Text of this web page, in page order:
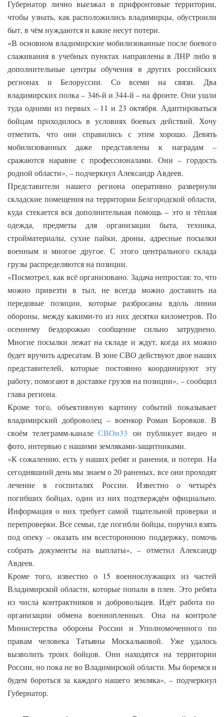
Губернатор лично выезжал в прифронтовые территории,
чтобы узнать, как расположились владимирцы, обустроили
быт, в чём нуждаются и какие несут потери.
«В основном владимирские мобилизованные после боевого
слаживания в учебных пунктах направлены в ЛНР либо в
дополнительные центры обучения в других российских
регионах и Белоруссии. Со всеми на связи. Два
владимирских полка – 346-й и 344-й – на фронте. Они ушли
туда одними из первых – 11 и 23 октября. Адаптироваться
бойцам приходилось в условиях боевых действий. Хочу
отметить, что они справились с этим хорошо. Девять
мобилизованных даже представлены к наградам –
сражаются наравне с профессионалами. Они – гордость
родной области», – подчеркнул Александр Авдеев.
Представители нашего региона оперативно развернули
складские помещения на территории Белгородской области,
куда стекается вся дополнительная помощь – это и тёплая
одежда, предметы для организации быта, техника,
стройматериалы, сухие пайки, дроны, адресные посылки
военным и многое другое. С этого центрального склада
грузы распределяются на позиции.
«Посмотрел, как всё организовано. Задача непростая: то, что
можно привезти в тыл, не всегда можно доставить на
передовые позиции, которыеразбросаны вдоль линии
обороны, между какими-то из них десятки километров. По
осеннему бездорожью сообщение сильно затруднено.
Многие посылки лежат на складе и ждут, когда их можно
будет вручить адресатам. В зоне СВО действуют двое наших
представителей, которые постоянно координируют эту
работу, помогают в доставке грузов на позиции», – сообщил
глава региона.
Кроме того, объективную картину событий показывает
владимирский доброволец – военкор Роман Боровков. В
своём телеграмм-каналеСВОи33 он публикует видео и
фото, интервью с нашими земляками-защитниками.
«К сожалению, есть у наших ребят и ранения, и потери. На
сегодняшний день мы знаем о 20 раненых, все они проходят
лечение в госпиталях России. Известно о четырёх
погибших бойцах, один из них подтверждён официально.
Информация о них требует самой тщательной проверки и
перепроверки. Все семьи, где погибли бойцы, поручил взять
под опеку – оказать им всестороннюю поддержку, помочь
собрать документы на выплаты», – отметил Александр
Авдеев.
Кроме того, известно о 15 военнослужащих из частей
Владимирской области, которые попали в плен. Это ребята
из числа контрактников и добровольцев. Идёт работа по
организации обмена военнопленных. Она на контроле
Министерства обороны России и Уполномоченного по
правам человека Татьяны Москальковой. Уже удалось
вызволить троих бойцов. Они находятся на территории
России, но пока не во Владимирской области. Мы боремся и
будем бороться за каждого нашего земляка», – подчеркнул
Губернатор.